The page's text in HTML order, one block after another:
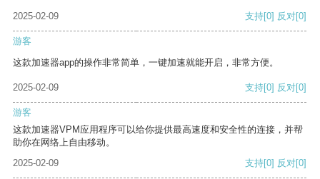
2025-02-09 支持[0] 反对[0]
游客
这款加速器app的操作非常简单，一键加速就能开启，非常方便。
2025-02-09 支持[0] 反对[0]
游客
这款加速器VPM应用程序可以给你提供最高速度和安全性的连接，并帮
助你在网络上自由移动。
2025-02-09
支持[0] 反对[0]